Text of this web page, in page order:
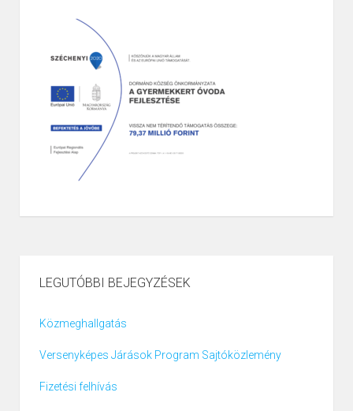
LEGUTÓBBI BEJEGYZÉSEK
Közmeghallgatás
Versenyképes Járások Program Sajtóközlemény
Fizetési felhívás